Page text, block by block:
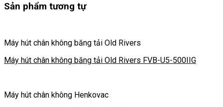
Sản phẩm tương tự
Máy hút chân không băng tải Old Rivers
Máy hút chân không băng tải Old Rivers FVB-U5-500IIG
Máy hút chân không Henkovac